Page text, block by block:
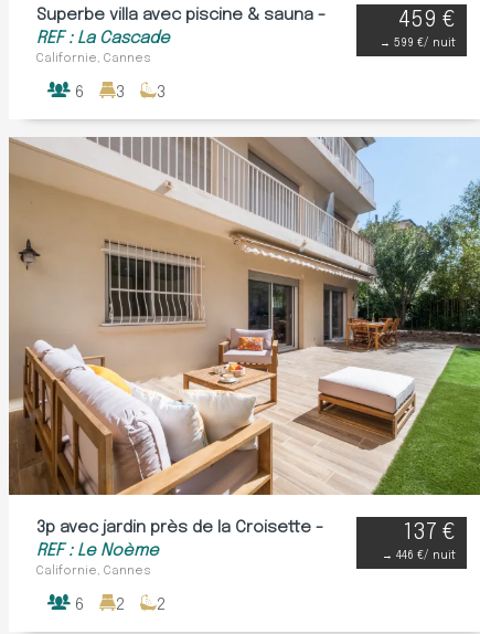
Superbe villa avec piscine & sauna -
REF : La Cascade
Californie, Cannes
459 €
→ 599 €/ nuit
6 3 3
3p avec jardin près de la Croisette -
REF : Le Noème
Californie, Cannes
137 €
→ 446 €/ nuit
6 2 2